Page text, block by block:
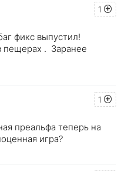
1
фикс выпустил!
пещерах . Заранее
1
преальфа теперь на
игра?